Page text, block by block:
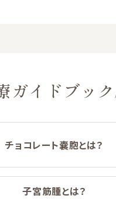
ガイドブック
チョコレート嚢胞とは？
子宮筋腫とは？